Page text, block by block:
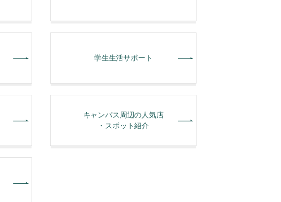
学⽣⽣活サポート
キャンパス周辺の人気店
・スポット紹介